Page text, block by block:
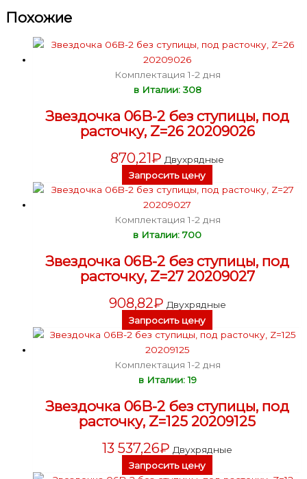
Похожие
Комплектация 1-2 дня
в Италии: 308
Звездочка 06B-2 без ступицы, под
расточку, Z=26 20209026
870,21₽ Двухрядные
Запросить цену
Комплектация 1-2 дня
в Италии: 700
Звездочка 06B-2 без ступицы, под
расточку, Z=27 20209027
908,82₽ Двухрядные
Запросить цену
Комплектация 1-2 дня
в Италии: 19
Звездочка 06B-2 без ступицы, под
расточку, Z=125 20209125
13 537,26₽ Двухрядные
Запросить цену